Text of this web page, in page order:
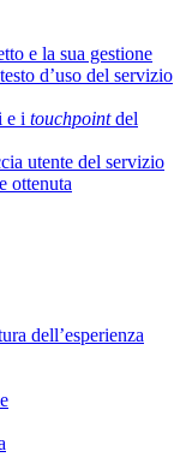
e la sua gestione
d’uso del servizio
e i touchpointdel
utente del servizio
ottenuta
dell’esperienza